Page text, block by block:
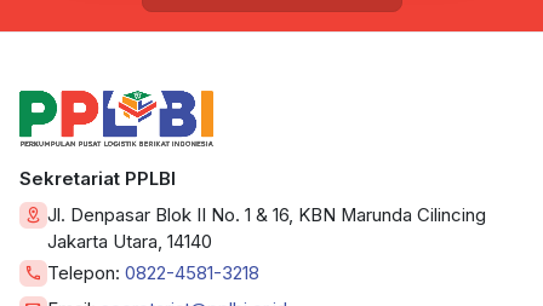
Sekretariat PPLBI
Jl. Denpasar Blok II No. 1 & 16, KBN Marunda Cilincing
Jakarta Utara, 14140
Telepon: 0822-4581-3218